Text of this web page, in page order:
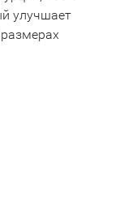
улучшает